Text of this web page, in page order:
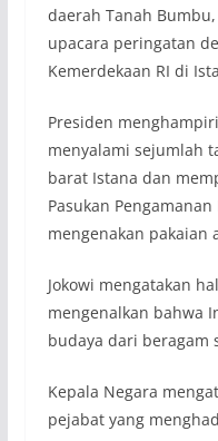
daerah Tanah
upacara peringatan
Kemerdekaan RI di
Presiden
menyalami sejumlah
barat Istana dan
Pasukan
mengenakan pakaian
Jokowi mengatakan
mengenalkan bahwa
budaya dari beragam
Kepala Negara
pejabat yang